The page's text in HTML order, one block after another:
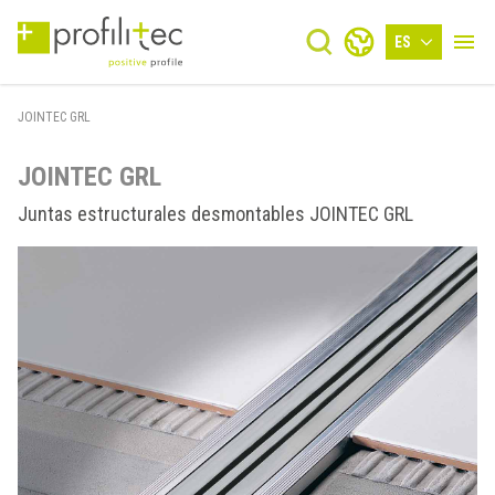
ES
JOINTEC GRL
JOINTEC GRL
Juntas estructurales desmontables JOINTEC GRL